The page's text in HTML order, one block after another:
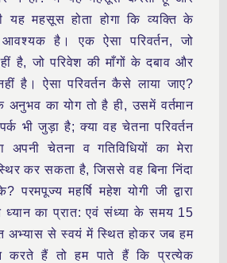
यह महसूस होता होगा कि व्यक्ति के
आवश्यक है। एक ऐसा परिवर्तन, जो
है, जो परिवेश की माँगों के दबाव और
है। ऐसा परिवर्तन कैसे लाया जाए?
अनुभव का योग तो है ही, उसमें वर्तमान
भी जुड़ा है; क्या वह चेतना परिवर्तन
चेतना व गतिविधियों का मेरा
कर सकता है, जिससे वह बिना निंदा
परमपूज्य महर्षि महेश योगी जी द्वारा
ध्यान का प्रात: एवं संध्या के समय 15
अभ्यास से स्वयं में स्थित होकर जब हम
करते हैं तो हम पाते हैं कि प्रत्येक